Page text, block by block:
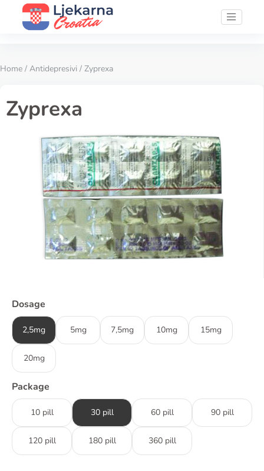
Home / Antidepresivi / Zyprexa
Zyprexa
Dosage
2,5mg 5mg 7,5mg 10mg 15mg
20mg
Package
10 pill 30 pill 60 pill 90 pill
120 pill 180 pill 360 pill